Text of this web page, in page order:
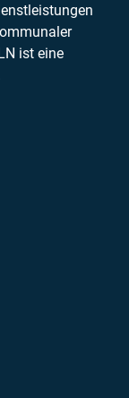
ist eine